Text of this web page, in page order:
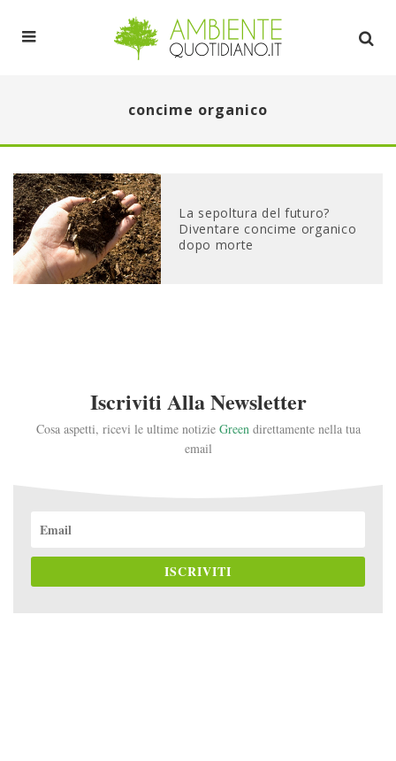
concime organico
La sepoltura del futuro?
Diventare concime organico
dopo morte
Iscriviti Alla Newsletter
Cosa aspetti, ricevi le ultime notizie Greendirettamente nella tua
email
ISCRIVITI